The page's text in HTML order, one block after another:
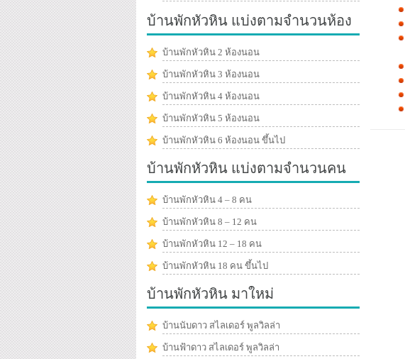
บ้านพักหัวหิน แบ่งตามจำนวนห้อง
บ้านพักหัวหิน 2 ห้องนอน
บ้านพักหัวหิน 3 ห้องนอน
บ้านพักหัวหิน 4 ห้องนอน
บ้านพักหัวหิน 5 ห้องนอน
บ้านพักหัวหิน 6 ห้องนอน ขึ้นไป
บ้านพักหัวหิน แบ่งตามจำนวนคน
บ้านพักหัวหิน 4 – 8 คน
บ้านพักหัวหิน 8 – 12 คน
บ้านพักหัวหิน 12 – 18 คน
บ้านพักหัวหิน 18 คน ขึ้นไป
บ้านพักหัวหิน มาใหม่
บ้านนับดาว สไลเดอร์ พูลวิลล่า
บ้านฟ้าดาว สไลเดอร์ พูลวิลล่า